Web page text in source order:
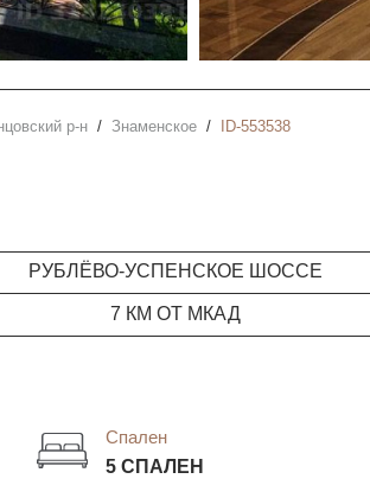
р-н Знаменское ID-553538
РУБЛЁВО-УСПЕНСКОЕ ШОССЕ
7 КМ ОТ МКАД
Спален
5 СПАЛЕН